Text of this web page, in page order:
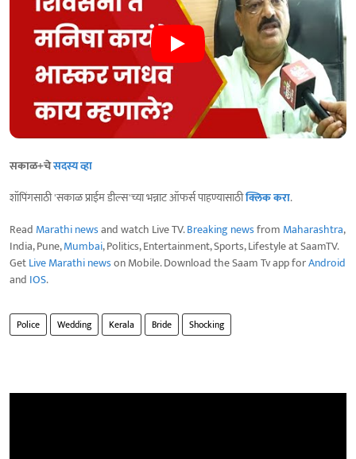
सकाळ+चेसदस्य व्हा
शॉपिंगसाठी 'सकाळ प्राईम डील्स'च्या भन्नाट ऑफर्स पाहण्यासाठीक्लिक करा.
Read Marathi newsand watch Live TV.Breaking newsfrom Maharashtra,
India, Pune,Mumbai, Politics, Entertainment, Sports, Lifestyle at SaamTV.
GetLive Marathi newson Mobile. Download the Saam Tv app forAndroid
and IOS.
Police Wedding Kerala Bride Shocking